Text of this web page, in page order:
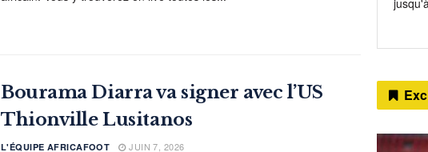
Bourama Diarra va signer avec l’US
Thionville Lusitanos
L'ÉQUIPE AFRICAFOOT JUIN 7, 2026